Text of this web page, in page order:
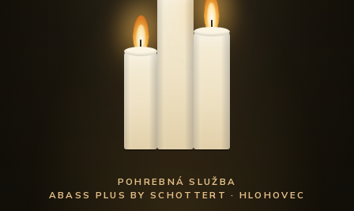
POHREBNÁ SLUŽBA
ABASS PLUS BY SCHOTTERT · HLOHOVEC